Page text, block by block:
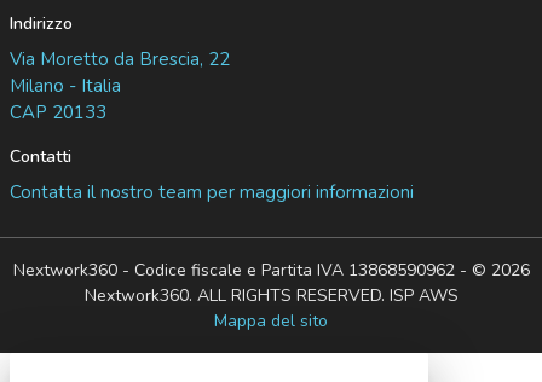
Indirizzo
Via Moretto da Brescia, 22
Milano - Italia
CAP 20133
Contatti
Contatta il nostro team per maggiori informazioni
Nextwork360 - Codice fiscale e Partita IVA 13868590962 - © 2026
Nextwork360. ALL RIGHTS RESERVED. ISP AWS
Mappa del sito